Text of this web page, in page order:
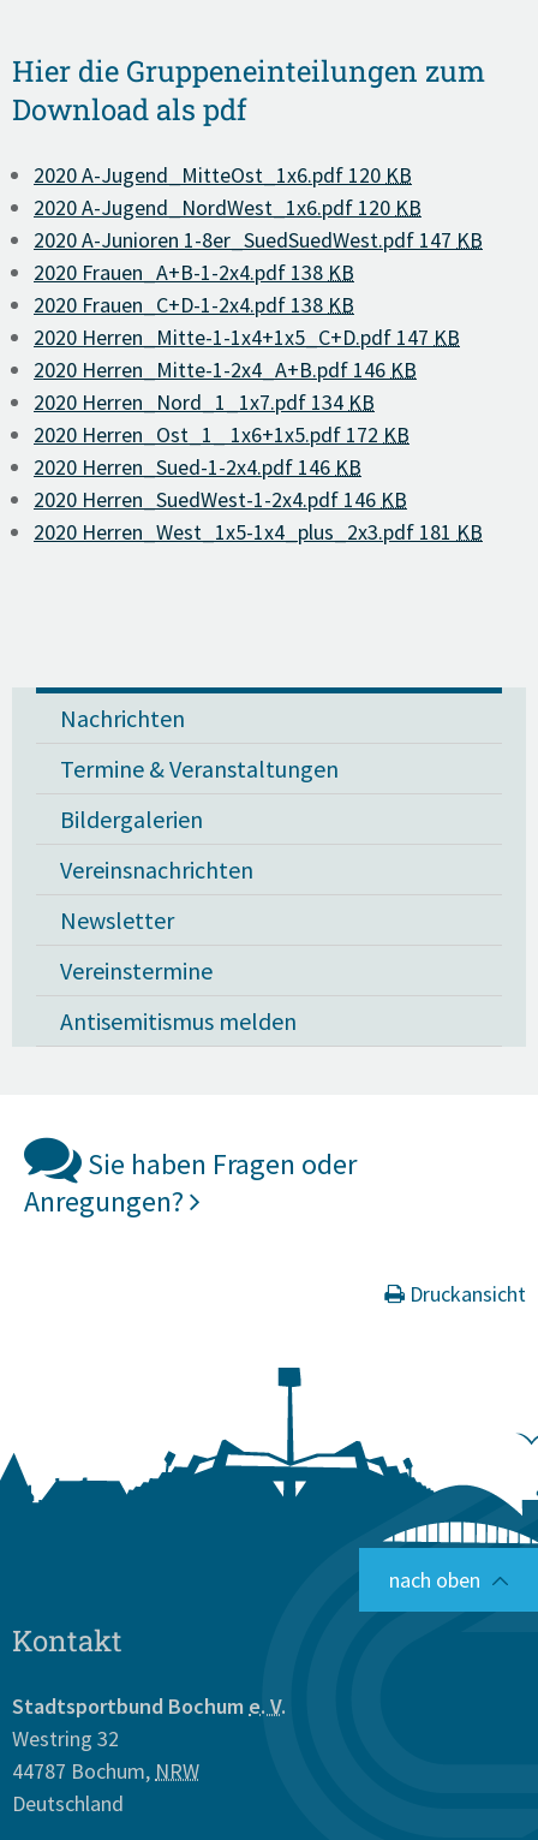
Hier die Gruppeneinteilungen zum
Download als pdf
2020 A-Jugend_MitteOst_1x6.pdf 120 KB
2020 A-Jugend_NordWest_1x6.pdf 120 KB
2020 A-Junioren 1-8er_SuedSuedWest.pdf 147 KB
2020 Frauen_A+B-1-2x4.pdf 138 KB
2020 Frauen_C+D-1-2x4.pdf 138 KB
2020 Herren_Mitte-1-1x4+1x5_C+D.pdf 147 KB
2020 Herren_Mitte-1-2x4_A+B.pdf 146 KB
2020 Herren_Nord_1_1x7.pdf 134 KB
2020 Herren_Ost_1_ 1x6+1x5.pdf 172 KB
2020 Herren_Sued-1-2x4.pdf 146 KB
2020 Herren_SuedWest-1-2x4.pdf 146 KB
2020 Herren_West_1x5-1x4_plus_2x3.pdf 181 KB
Nachrichten
Termine & Veranstaltungen
Bildergalerien
Vereinsnachrichten
Newsletter
Vereinstermine
Antisemitismus melden
Sie haben Fragen oder
Anregungen?
Druckansicht
nach oben
Kontakt
Stadtsportbund Bochum e. V.
Westring 32
44787 Bochum, NRW
Deutschland